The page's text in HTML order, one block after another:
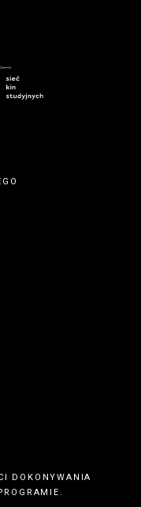
DOKONYWANIA